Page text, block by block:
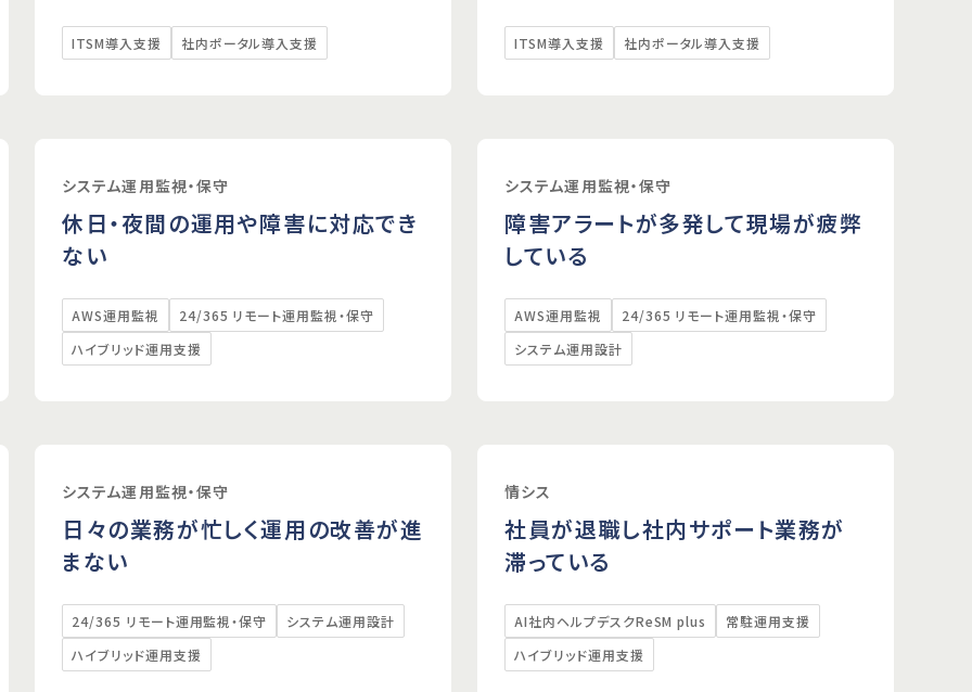
ITSM導入支援 社内ポータル導入支援 ITSM導入支援 社内ポータル導入支援
システム運用監視・保守
休日・夜間の運用や障害に対応でき
ない
AWS運用監視
24/365 リモート運用監視・保守
ハイブリッド運用支援
システム運用監視・保守
障害アラートが多発して現場が疲弊
している
AWS運用監視
24/365 リモート運用監視・保守
システム運用設計
システム運用監視・保守
日々の業務が忙しく運用の改善が進
まない
24/365 リモート運用監視・保守
システム運用設計
ハイブリッド運用支援
情シス
社員が退職し社内サポート業務が
滞っている
AI社内ヘルプデスクReSM plus
常駐運用支援
ハイブリッド運用支援